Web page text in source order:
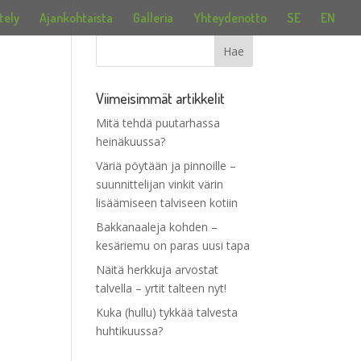
Ajankohtaista Galleria Yhteydenotto SE EN
Viimeisimmät artikkelit
Mitä tehdä puutarhassa
heinäkuussa?
Väriä pöytään ja pinnoille –
suunnittelijan vinkit värin
lisäämiseen talviseen kotiin
Bakkanaaleja kohden –
kesäriemu on paras uusi tapa
Näitä herkkuja arvostat
talvella – yrtit talteen nyt!
Kuka (hullu) tykkää talvesta
huhtikuussa?